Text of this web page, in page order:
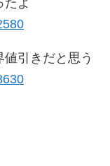
よ
引きだと思う